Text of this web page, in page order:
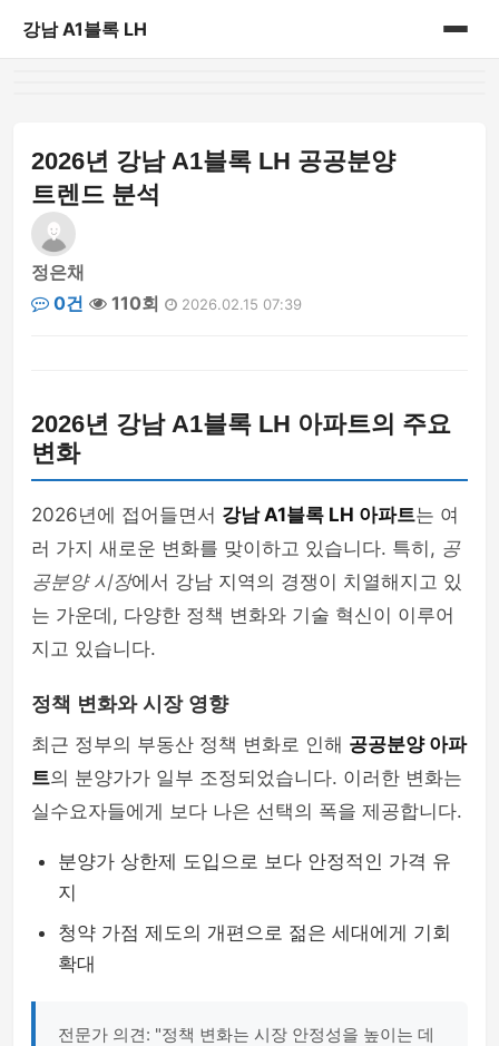
강남 A1블록 LH
2026년 강남 A1블록 LH 공공분양
트렌드 분석
정은채
0건
110회 2026.02.15 07:39
2026년 강남 A1블록 LH 아파트의 주요
변화
2026년에 접어들면서 강남 A1블록 LH 아파트는 여
러 가지 새로운 변화를 맞이하고 있습니다. 특히, 공
공분양 시장에서 강남 지역의 경쟁이 치열해지고 있
는 가운데, 다양한 정책 변화와 기술 혁신이 이루어
지고 있습니다.
정책 변화와 시장 영향
최근 정부의 부동산 정책 변화로 인해 공공분양 아파
트의 분양가가 일부 조정되었습니다. 이러한 변화는
실수요자들에게 보다 나은 선택의 폭을 제공합니다.
분양가 상한제 도입으로 보다 안정적인 가격 유
지
청약 가점 제도의 개편으로 젊은 세대에게 기회
확대
전문가 의견: "정책 변화는 시장 안정성을 높이는 데